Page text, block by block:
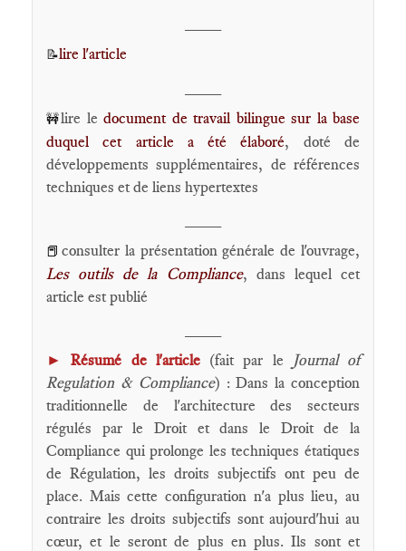
📝lire l'article
🚧lire ledocument de travail bilingue sur la base
duquel cet article a été élaboré, doté de
développements supplémentaires, de références
techniques et de liens hypertextes
📕 consulter la présentation générale de l'ouvrage,
Les outils de la Compliance, dans lequel cet
article est publié
►Résumé de l'article(fait par le
Journal of
Regulation & Compliance) : Dans la conception
traditionnelle de l'architecture des secteurs
régulés par le Droit et dans le Droit de la
Compliance qui prolonge les techniques étatiques
de Régulation, les droits subjectifs ont peu de
place. Mais cette configuration n'a plus lieu, au
contraire les droits subjectifs sont aujourd'hui au
cœur, et le seront de plus en plus. Ils sont et